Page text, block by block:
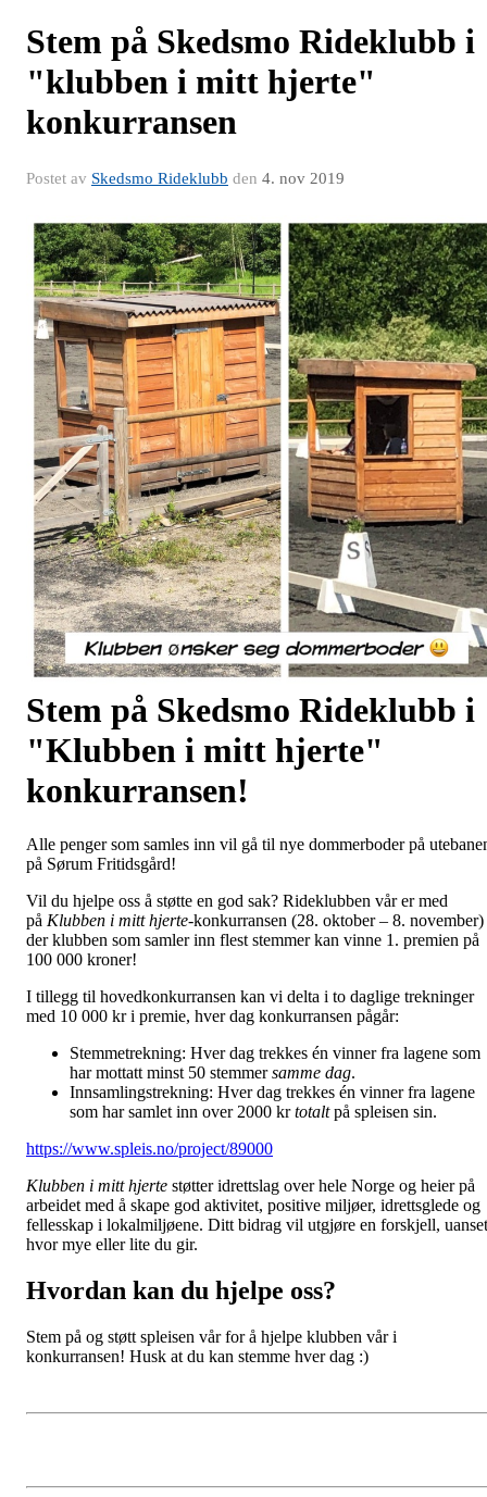
Stem på Skedsmo Rideklubb i
"klubben i mitt hjerte"
konkurransen
Postet av Skedsmo Rideklubb den 4. nov 2019
Stem på Skedsmo Rideklubb i
"Klubben i mitt hjerte"
konkurransen!
Alle penger som samles inn vil gå til nye dommerboder på
på Sørum Fritidsgård!
Vil du hjelpe oss å støtte en god sak? Rideklubben vår er med
på Klubben i mitt hjerte-konkurransen (28. oktober – 8. november)
der klubben som samler inn flest stemmer kan vinne 1. premien på
100 000 kroner!
I tillegg til hovedkonkurransen kan vi delta i to daglige trekninger
med 10 000 kr i premie, hver dag konkurransen pågår:
Stemmetrekning: Hver dag trekkes én vinner fra lagene som
har mottatt minst 50 stemmersamme dag.
Innsamlingstrekning: Hver dag trekkes én vinner fra lagene
som har samlet inn over 2000 krtotaltpå spleisen sin.
https://www.spleis.no/project/89000
Klubben i mitt hjerte støtter idrettslag over hele Norge og heier på
arbeidet med å skape god aktivitet, positive miljøer, idrettsglede og
fellesskap i lokalmiljøene. Ditt bidrag vil utgjøre en forskjell,
hvor mye eller lite du gir.
Hvordan kan du hjelpe oss?
Stem på og støtt spleisen vår for å hjelpe klubben vår i
konkurransen! Husk at du kan stemme hver dag :)